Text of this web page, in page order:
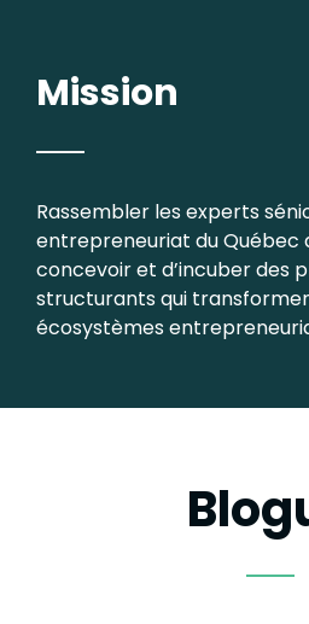
Mission
Rassembler les experts
entrepreneuriat du Québec
concevoir et d’incuber des
structurants qui
écosystèmes